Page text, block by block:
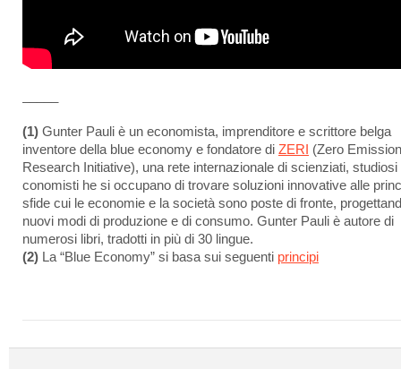
(1) Gunter Pauli è un economista, imprenditore e scrittore belga
inventore della blue economy e fondatore di ZERI
(Zero Emission
Research Initiative), una rete internazionale di scienziati, studiosi
conomisti he si occupano di trovare soluzioni innovative alle
sfide cui le economie e la società sono poste di fronte,
nuovi modi di produzione e di consumo. Gunter Pauli è autore di
numerosi libri, tradotti in più di 30 lingue.
(2) La “Blue Economy” si basa sui seguenti principi